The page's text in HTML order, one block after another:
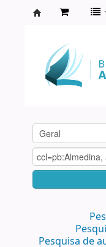
Agamenon
Magalhães
Pesquisa de